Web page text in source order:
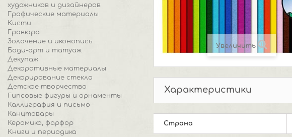
художников и дизайнеров
Графические материалы
Кисти
Гравюра
Золочение и иконопись
Боди-арт и татуаж
Декупаж
Декоративные материалы
Декорирование стекла
Детское творчество
Гипсовые фигуры и орнаменты
Каллиграфия и письмо
Канцтовары
Керамика, фарфор
Книги и периодика
Увеличить
Характеристики
Страна